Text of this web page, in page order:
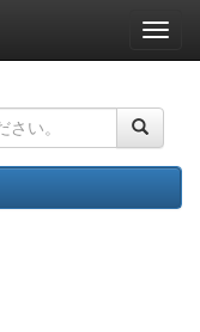
ナ
ビ
ー
ョ
ン